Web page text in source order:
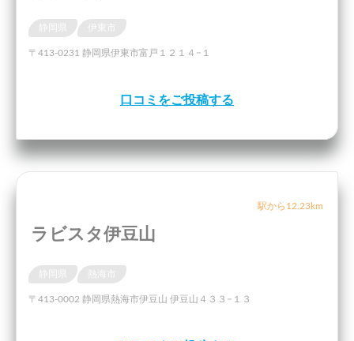
〒413-0231 静岡県伊東市富戸１２１４−１
口コミをご投稿する
駅から12.23km
ラビスタ伊豆山
〒413-0002 静岡県熱海市伊豆山 伊豆山４３３−１３